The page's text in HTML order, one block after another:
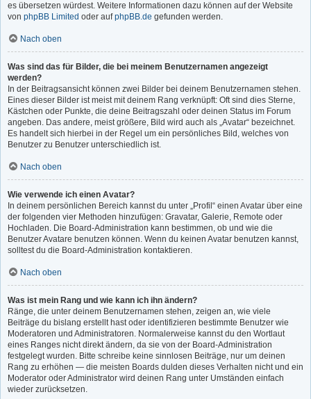
es übersetzen würdest. Weitere Informationen dazu können auf der Website
von phpBB Limited oder aufphpBB.de gefunden werden.
Nach oben
Was sind das für Bilder, die bei meinem Benutzernamen angezeigt
werden?
In der Beitragsansicht können zwei Bilder bei deinem Benutzernamen stehen.
Eines dieser Bilder ist meist mit deinem Rang verknüpft: Oft sind dies Sterne,
Kästchen oder Punkte, die deine Beitragszahl oder deinen Status im Forum
angeben. Das andere, meist größere, Bild wird auch als „Avatar“ bezeichnet.
Es handelt sich hierbei in der Regel um ein persönliches Bild, welches von
Benutzer zu Benutzer unterschiedlich ist.
Nach oben
Wie verwende ich einen Avatar?
In deinem persönlichen Bereich kannst du unter „Profil“ einen Avatar über eine
der folgenden vier Methoden hinzufügen: Gravatar, Galerie, Remote oder
Hochladen. Die Board-Administration kann bestimmen, ob und wie die
Benutzer Avatare benutzen können. Wenn du keinen Avatar benutzen kannst,
solltest du die Board-Administration kontaktieren.
Nach oben
Was ist mein Rang und wie kann ich ihn ändern?
Ränge, die unter deinem Benutzernamen stehen, zeigen an, wie viele
Beiträge du bislang erstellt hast oder identifizieren bestimmte Benutzer wie
Moderatoren und Administratoren. Normalerweise kannst du den Wortlaut
eines Ranges nicht direkt ändern, da sie von der Board-Administration
festgelegt wurden. Bitte schreibe keine sinnlosen Beiträge, nur um deinen
Rang zu erhöhen — die meisten Boards dulden dieses Verhalten nicht und ein
Moderator oder Administrator wird deinen Rang unter Umständen einfach
wieder zurücksetzen.